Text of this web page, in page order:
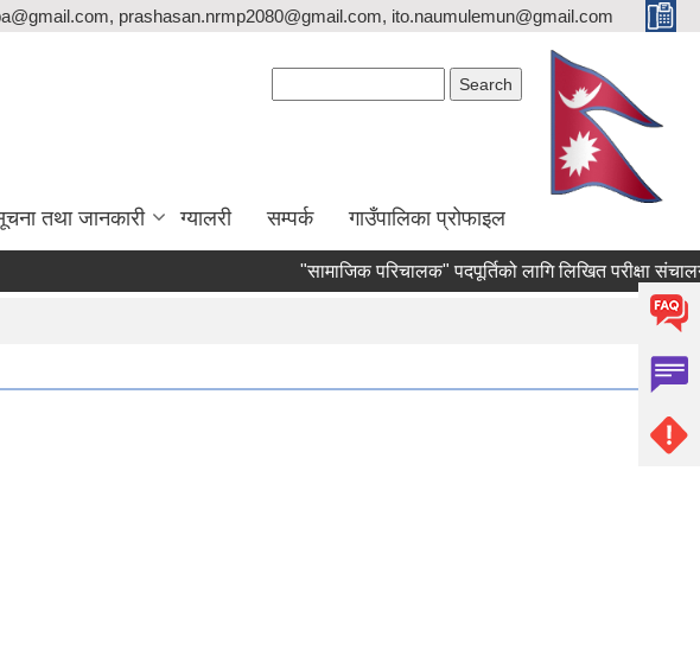
prashasan.nrmp2080@gmail.com, ito.naumulemun@gmail.com
तथा जानकारी ग्यालरी सम्पर्क गाउँपालिका प्रोफाइल
"सामाजिक परिचालक" पदपूर्तिको लागि लिखित परीक्षा संचालन हुने